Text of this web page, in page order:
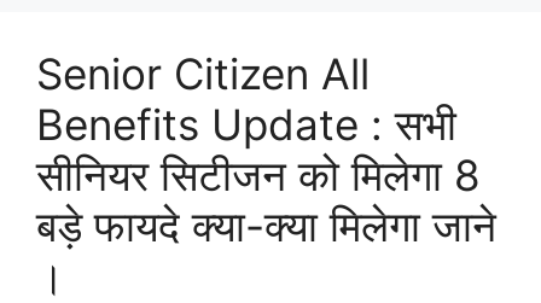
Senior Citizen All
Benefits Update : सभी
सीनियर सिटीजन को मिलेगा 8
बड़े फायदे क्या-क्या मिलेगा जाने
।